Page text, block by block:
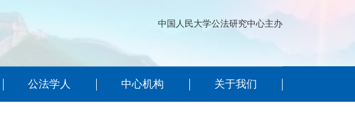
中国人民大学公法研究中心主办
公法学人 中心机构 关于我们